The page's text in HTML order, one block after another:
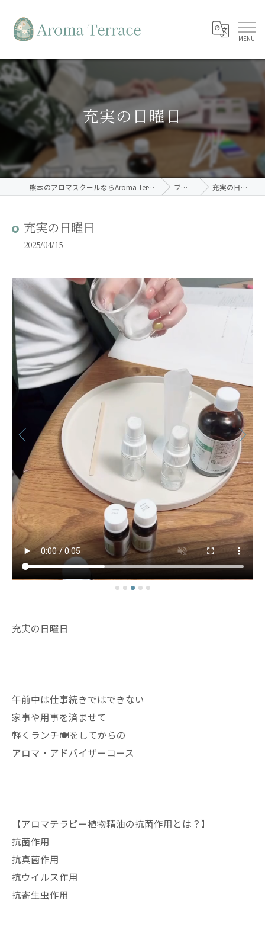
充実の日曜日
熊本のアロマスクールならAroma Terrace ブログ 充実の日曜日
充実の日曜日
2025/04/15
充実の日曜日
午前中は仕事続きではできない
家事や用事を済ませて
軽くランチ🍽️をしてからの
アロマ・アドバイザーコース
【アロマテラピー植物精油の抗菌作用とは？】
抗菌作用
抗真菌作用
抗ウイルス作用
抗寄生虫作用